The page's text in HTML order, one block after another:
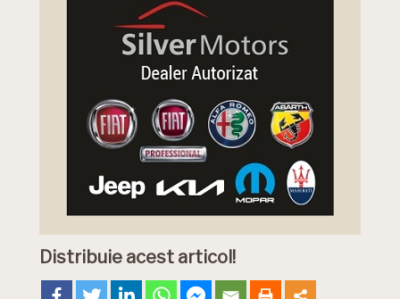
Distribuie acest articol!